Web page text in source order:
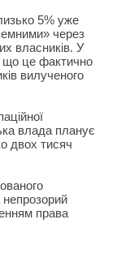
5% уже
через
власників. У
що це фактично
вилученого
влада планує
двох тисяч
права